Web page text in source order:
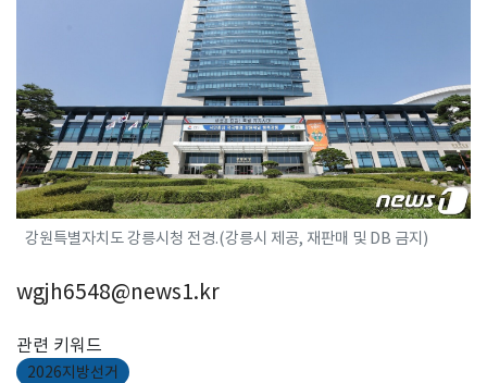
강원특별자치도 강릉시청 전경.(강릉시 제공, 재판매 및 DB 금지)
wgjh6548@news1.kr
관련 키워드
2026지방선거